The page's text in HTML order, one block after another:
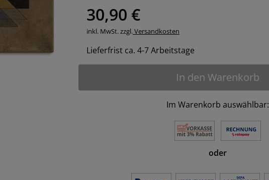
30,90 €
inkl. MwSt. zzgl. Versandkosten
Lieferfrist ca. 4-7 Arbeitstage
In den Warenkorb
Im Warenkorb auswählbar:
oder